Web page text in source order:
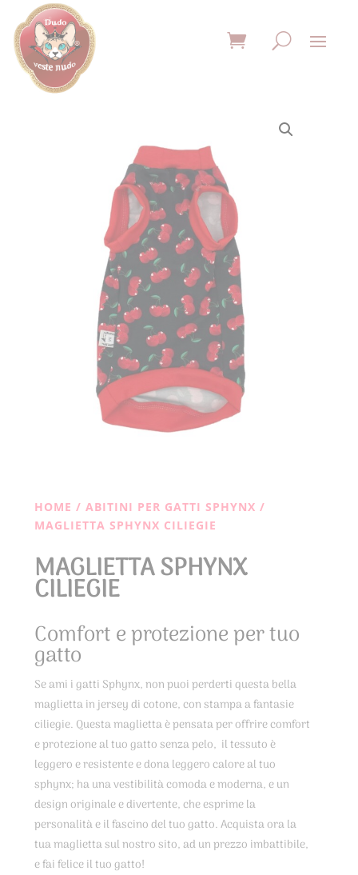
HOME /ABITINI PER GATTI SPHYNX /
MAGLIETTA SPHYNX CILIEGIE
MAGLIETTA SPHYNX
CILIEGIE
Comfort e protezione per tuo
gatto
Se ami i gatti Sphynx, non puoi perderti questa bella
maglietta in jersey di cotone, con stampa a fantasie
ciliegie. Questa maglietta è pensata per offrire comfort
e protezione al tuo gatto senza pelo, il tessuto è
leggero e resistente e dona leggero calore al tuo
sphynx; ha una vestibilità comoda e moderna, e un
design originale e divertente, che esprime la
personalità e il fascino del tuo gatto. Acquista ora la
tua maglietta sul nostro sito, ad un prezzo imbattibile,
e fai felice il tuo gatto!